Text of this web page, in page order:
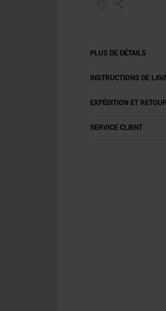
PLUS DE DÉTAILS
INSTRUCTIONS DE
EXPÉDITION ET
SERVICE CLIENT